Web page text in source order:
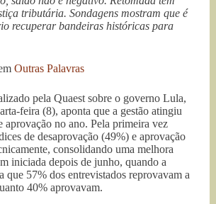
tributária. Sondagens mostram que é
recuperar bandeiras históricas para
Outras Palavras
pela Quaest sobre o governo Lula,
feira (8), aponta que a gestão atingiu
aprovação no ano. Pela primeira vez
de desaprovação (49%) e aprovação
consolidando uma melhora
iniciada depois de junho, quando a
que 57% dos entrevistados reprovavam a
40% aprovavam.